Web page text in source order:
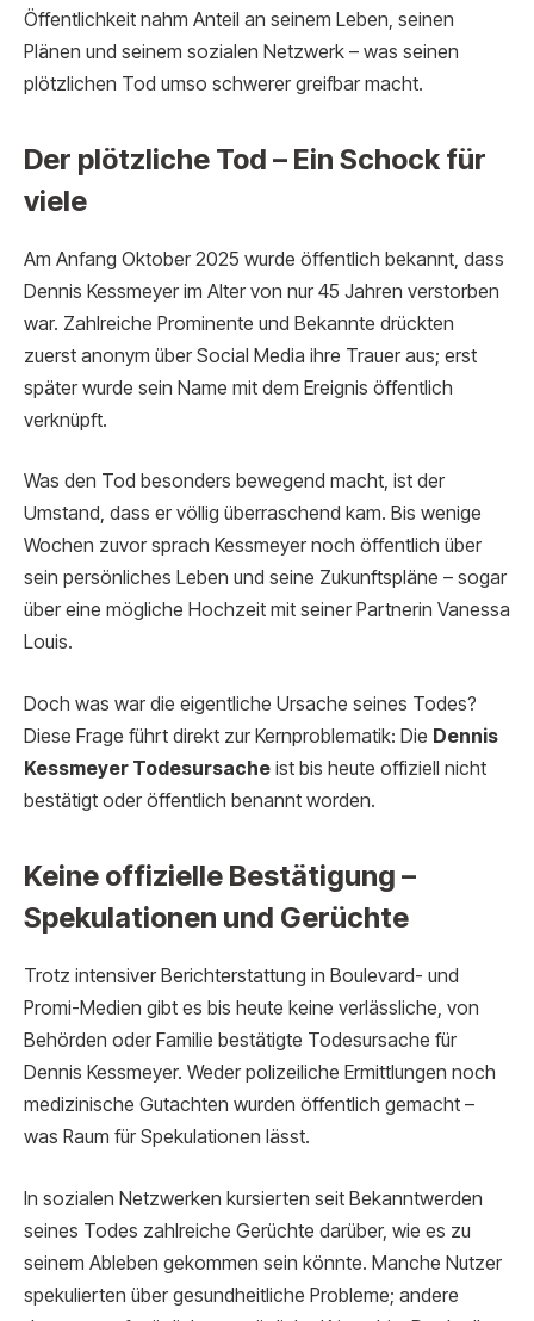
Öffentlichkeit nahm Anteil an seinem Leben, seinen
Plänen und seinem sozialen Netzwerk – was seinen
plötzlichen Tod umso schwerer greifbar macht.
Der plötzliche Tod – Ein Schock für
viele
Am Anfang Oktober 2025 wurde öffentlich bekannt, dass
Dennis Kessmeyer im Alter von nur 45 Jahren verstorben
war. Zahlreiche Prominente und Bekannte drückten
zuerst anonym über Social Media ihre Trauer aus; erst
später wurde sein Name mit dem Ereignis öffentlich
verknüpft.
Was den Tod besonders bewegend macht, ist der
Umstand, dass er völlig überraschend kam. Bis wenige
Wochen zuvor sprach Kessmeyer noch öffentlich über
sein persönliches Leben und seine Zukunftspläne – sogar
über eine mögliche Hochzeit mit seiner Partnerin Vanessa
Louis.
Doch was war die eigentliche Ursache seines Todes?
Diese Frage führt direkt zur Kernproblematik: Die Dennis
Kessmeyer Todesursache ist bis heute offiziell nicht
bestätigt oder öffentlich benannt worden.
Keine offizielle Bestätigung –
Spekulationen und Gerüchte
Trotz intensiver Berichterstattung in Boulevard- und
Promi-Medien gibt es bis heute keine verlässliche, von
Behörden oder Familie bestätigte Todesursache für
Dennis Kessmeyer. Weder polizeiliche Ermittlungen noch
medizinische Gutachten wurden öffentlich gemacht –
was Raum für Spekulationen lässt.
In sozialen Netzwerken kursierten seit Bekanntwerden
seines Todes zahlreiche Gerüchte darüber, wie es zu
seinem Ableben gekommen sein könnte. Manche Nutzer
spekulierten über gesundheitliche Probleme; andere